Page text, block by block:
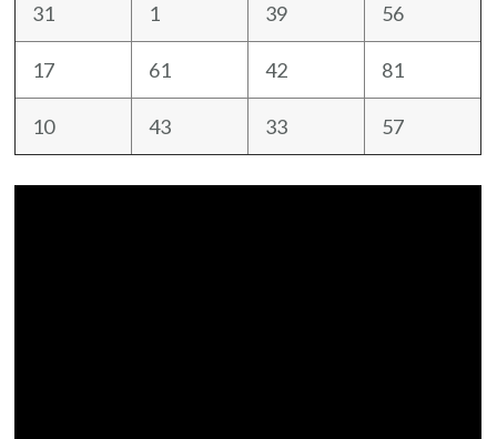
31 1 39 56
17 61 42 81
10 43 33 57